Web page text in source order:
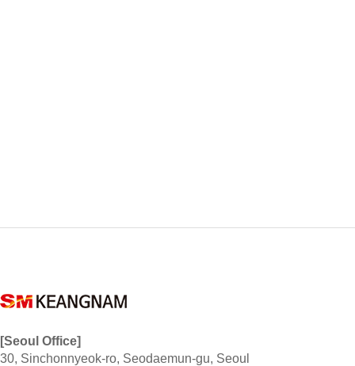
[Seoul Office]
30, Sinchonnyeok-ro, Seodaemun-gu, Seoul